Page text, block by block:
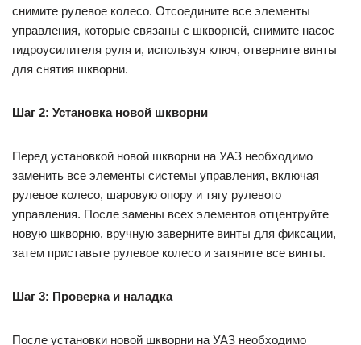
снимите рулевое колесо. Отсоедините все элементы
управления, которые связаны с шкворней, снимите насос
гидроусилителя руля и, используя ключ, отверните винты
для снятия шкворни.
Шаг 2: Установка новой шкворни
Перед установкой новой шкворни на УАЗ необходимо
заменить все элементы системы управления, включая
рулевое колесо, шаровую опору и тягу рулевого
управления. После замены всех элементов отцентруйте
новую шкворню, вручную заверните винты для фиксации,
затем приставьте рулевое колесо и затяните все винты.
Шаг 3: Проверка и наладка
После установки новой шкворни на УАЗ необходимо